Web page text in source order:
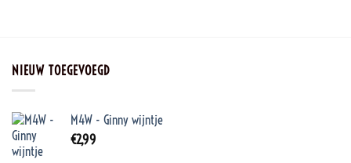
NIEUW TOEGEVOEGD
M4W - Ginny wijntje
€2,99